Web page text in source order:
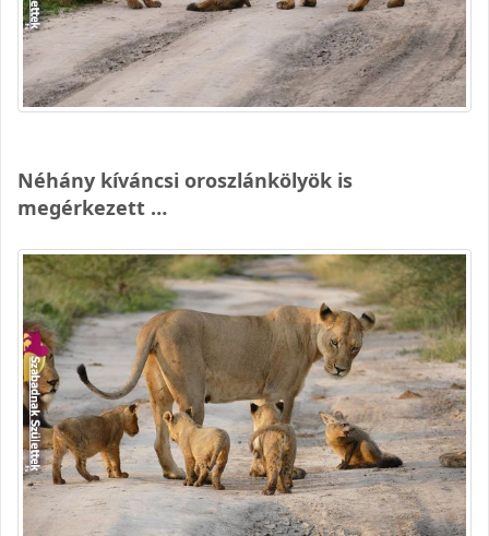
Néhány kíváncsi oroszlánkölyök is
megérkezett …